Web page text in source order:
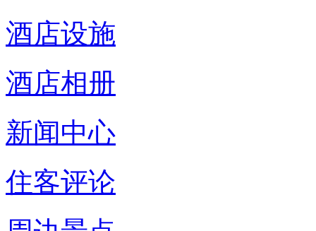
酒店设施
酒店相册
新闻中心
住客评论